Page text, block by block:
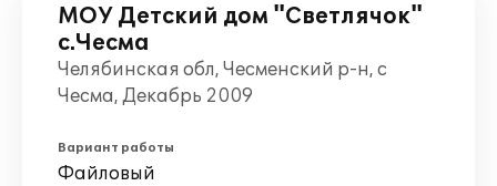
МОУ Детский дом "Светлячок"
с.Чесма
Челябинская обл, Чесменский р-н, с
Чесма, Декабрь 2009
Вариант работы
Файловый